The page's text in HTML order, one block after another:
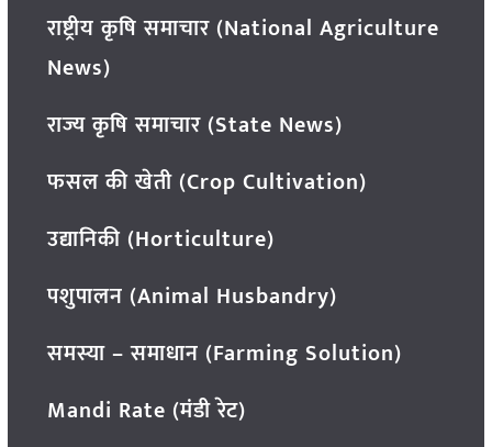
राष्ट्रीय कृषि समाचार (National Agriculture
News)
राज्य कृषि समाचार (State News)
फसल की खेती (Crop Cultivation)
उद्यानिकी (Horticulture)
पशुपालन (Animal Husbandry)
समस्या – समाधान (Farming Solution)
Mandi Rate (मंडी रेट)